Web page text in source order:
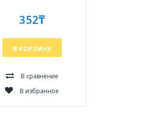
352₸
В КОРЗИНУ
В сравнение
В избранное